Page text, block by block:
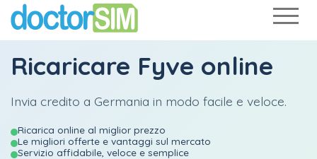
Ricaricare Fyve online
Invia credito a Germania in modo facile e veloce.
Ricarica online al miglior prezzo
Le migliori offerte e vantaggi sul mercato
Servizio affidabile, veloce e semplice